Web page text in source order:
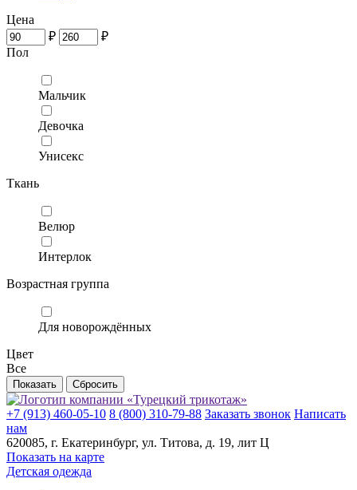
Цена
₽
₽
Пол
Мальчик
Девочка
Унисекс
Ткань
Велюр
Интерлок
Возрастная группа
Для новорождённых
Цвет
Все
+7 (913) 460-05-10 8 (800) 310-79-88 Заказать звонок Написать
нам
620085, г. Екатеринбург, ул. ​Титова, д. 19, лит Ц
Показать на карте
Детская одежда